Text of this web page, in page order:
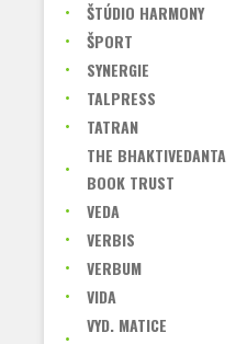
ŠTÚDIO HARMONY
ŠPORT
SYNERGIE
TALPRESS
TATRAN
THE BHAKTIVEDANTA
BOOK TRUST
VEDA
VERBIS
VERBUM
VIDA
VYD. MATICE